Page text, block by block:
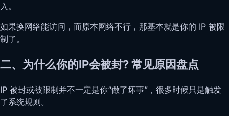
入。
如果换网络能访问，而原本网络不行，那基本就是你的 IP 被限
制了。
二、为什么你的IP会被封? 常见原因盘点
IP 被封或被限制并不一定是你“做了坏事”，很多时候只是触发
了系统规则。